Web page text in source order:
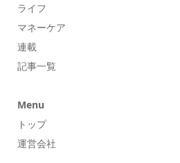
ライフ
マネーケア
連載
記事一覧
Menu
トップ
運営会社